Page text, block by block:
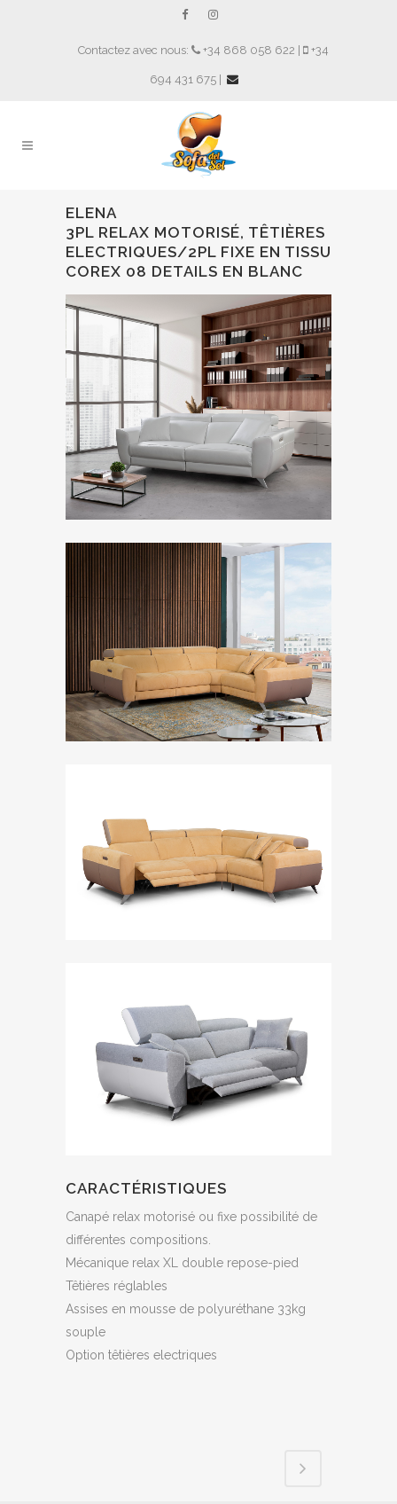
Contactez avec nous: +34 868 058 622 | +34
694 431 675 |
ELENA
3PL RELAX MOTORISÉ, TÊTIÈRES
ELECTRIQUES/2PL FIXE EN TISSU
COREX 08 DETAILS EN BLANC
CARACTÉRISTIQUES
Canapé relax motorisé ou fixe possibilité de
différentes compositions.
Mécanique relax XL double repose-pied
Têtières réglables
Assises en mousse de polyuréthane 33kg
souple
Option têtières electriques